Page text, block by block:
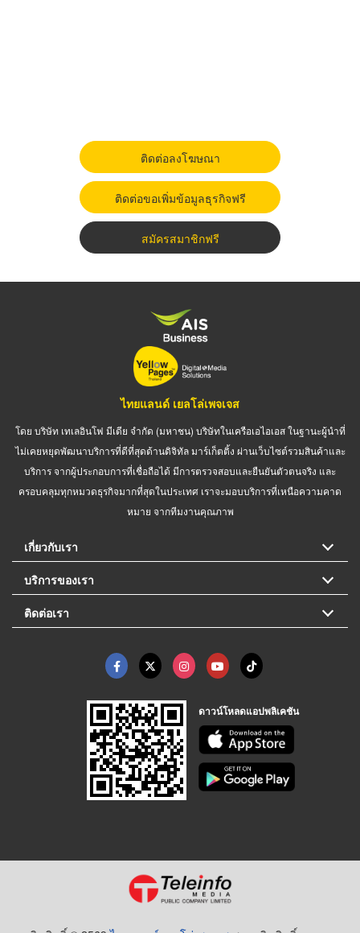
ติดต่อลงโฆษณา
ติดต่อขอเพิ่มข้อมูลธุรกิจฟรี
สมัครสมาชิกฟรี
ไทยแลนด์ เยลโล่เพจเจส
โดย บริษัท เทเลอินโฟ มีเดีย จำกัด (มหาชน) บริษัทในเครือเอไอเอส ในฐานะผู้นำที่
ไม่เคยหยุดพัฒนาบริการที่ดีที่สุดด้านดิจิทัล มาร์เก็ตติ้ง ผ่านเว็บไซต์รวมสินค้าและ
บริการ จากผู้ประกอบการที่เชื่อถือได้ มีการตรวจสอบและยืนยันตัวตนจริง และ
ครอบคลุมทุกหมวดธุรกิจมากที่สุดในประเทศ เราจะมอบบริการที่เหนือความคาด
หมาย จากทีมงานคุณภาพ
เกี่ยวกับเรา
บริการของเรา
ติดต่อเรา
ดาวน์โหลดแอปพลิเคชัน